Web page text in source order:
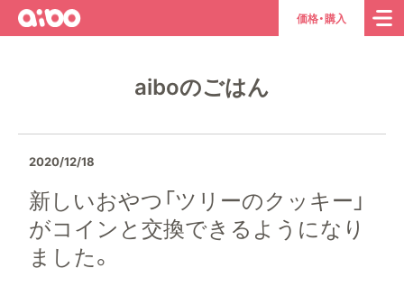
aibo
ト
ッ
価格・購入
aiboのごはん
2020/12/18
新しいおやつ「ツリーのクッキー」
がコインと交換できるようになり
ました。